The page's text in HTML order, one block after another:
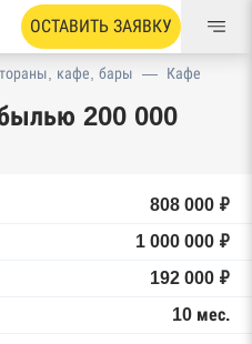
ОСТАВИТЬ ЗАЯВКУ
кафе, бары — Кафе
200 000
808 000 ₽
1 000 000 ₽
192 000 ₽
10 мес.